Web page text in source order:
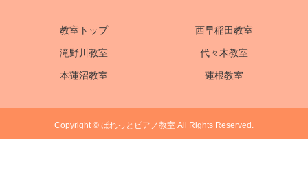
教室トップ 西早稲田教室
滝野川教室 代々木教室
本蓮沼教室 蓮根教室
Copyright © ぱれっとピアノ教室 All Rights Reserved.
電話 体験レッスンお申込み アクセス